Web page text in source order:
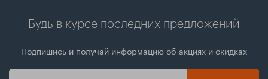
Будь в курсе последних предложений
Подпишись и получай информацию об акциях и скидках